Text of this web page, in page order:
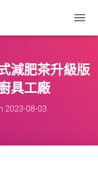
O
L
E
減肥茶升級版
具工廠
2023-08-03